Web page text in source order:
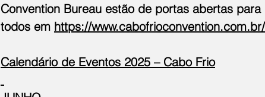
Convention Bureau estão de portas abertas
todos em https://www.cabofrioconvention.com.br/
Calendário de Eventos 2025 – Cabo Frio